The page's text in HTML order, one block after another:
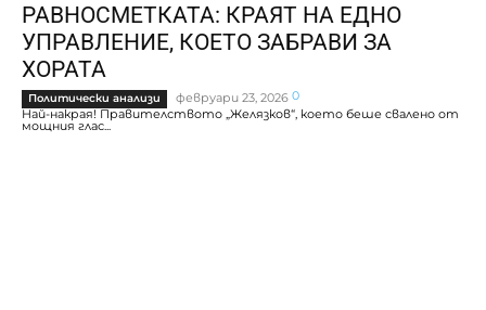
РАВНОСМЕТКАТА: КРАЯТ НА ЕДНО
УПРАВЛЕНИЕ, КОЕТО ЗАБРАВИ ЗА
ХОРАТА
Политически анализи февруари 23, 2026 0
Най-накрая! Правителството „Желязков“, което беше свалено от
мощния глас...